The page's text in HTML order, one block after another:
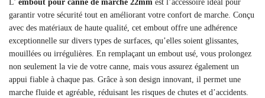
L’ embout pour canne de marche 22mm est l’accessoire idéal pour
garantir votre sécurité tout en améliorant votre confort de marche. Conçu
avec des matériaux de haute qualité, cet embout offre une adhérence
exceptionnelle sur divers types de surfaces, qu’elles soient glissantes,
mouillées ou irrégulières. En remplaçant un embout usé, vous prolongez
non seulement la vie de votre canne, mais vous assurez également un
appui fiable à chaque pas. Grâce à son design innovant, il permet une
marche fluide et agréable, réduisant les risques de chutes et d’accidents.